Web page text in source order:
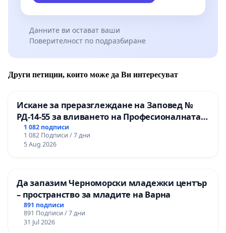
Данните ви остават ваши
Поверителност по подразбиране
Други петиции, които може да Ви интересуват
Искане за преразглеждане на Заповед №
РД-14-55 за вливането на Професионалната
гимназия по промишлени технологии в
Професионалната гимназия по икономика и
мениджмънт – гр. Пазарджик
1 082 подписи
1 082 Подписи / 7 дни
5 Aug 2026
Да запазим Черноморски младежки център
– пространство за младите на Варна
891 подписи
891 Подписи / 7 дни
31 Jul 2026